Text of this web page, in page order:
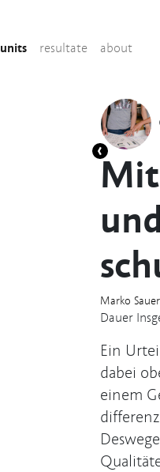
units resultate about
Mit
Marko Sauer
Dauer
Ein
dabei
einem